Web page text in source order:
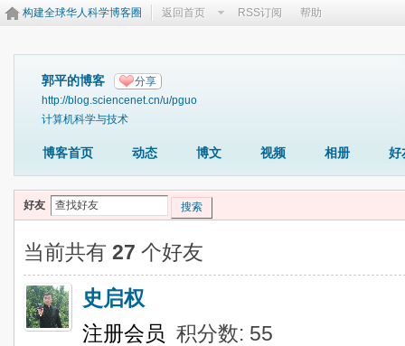
构建全球华人科学博客圈 返回首页 RSS订阅 帮助
郭平的博客 分享
http://blog.sciencenet.cn/u/pguo
计算机科学与技术
博客首页 动态 博文 视频 相册 好
好友 搜索
当前共有 27 个好友
史启权
注册会员 积分数: 55